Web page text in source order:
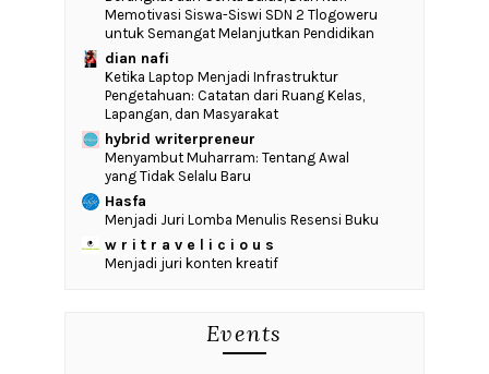
Memotivasi Siswa-Siswi SDN 2 Tlogoweru
untuk Semangat Melanjutkan Pendidikan
dian nafi
Ketika Laptop Menjadi Infrastruktur
Pengetahuan: Catatan dari Ruang Kelas,
Lapangan, dan Masyarakat
hybrid writerpreneur
Menyambut Muharram: Tentang Awal
yang Tidak Selalu Baru
Hasfa
Menjadi Juri Lomba Menulis Resensi Buku
w r i t r a v e l i c i o u s
Menjadi juri konten kreatif
Events